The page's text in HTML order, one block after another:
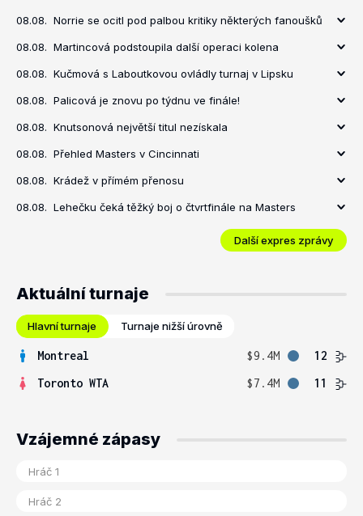
08.08. Norrie se ocitl pod palbou kritiky některých fanoušků
08.08. Martincová podstoupila další operaci kolena
08.08. Kučmová s Laboutkovou ovládly turnaj v Lipsku
08.08. Palicová je znovu po týdnu ve finále!
08.08. Knutsonová největší titul nezískala
08.08. Přehled Masters v Cincinnati
08.08. Krádež v přímém přenosu
08.08. Lehečku čeká těžký boj o čtvrtfinále na Masters
Další expres zprávy
Aktuální turnaje
Hlavní turnaje Turnaje nižší úrovně
Montreal $9.4M
12
Toronto WTA
$7.4M 11
Vzájemné zápasy